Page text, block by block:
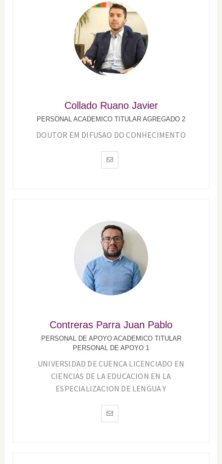
Collado Ruano Javier
PERSONAL ACADEMICO TITULAR AGREGADO 2
DOUTOR EM DIFUSAO DO CONHECIMENTO
Contreras Parra Juan Pablo
PERSONAL DE APOYO ACADEMICO TITULAR
PERSONAL DE APOYO 1
UNIVERSIDAD DE CUENCA LICENCIADO EN
CIENCIAS DE LA EDUCACION EN LA
ESPECIALIZACION DE LENGUA Y